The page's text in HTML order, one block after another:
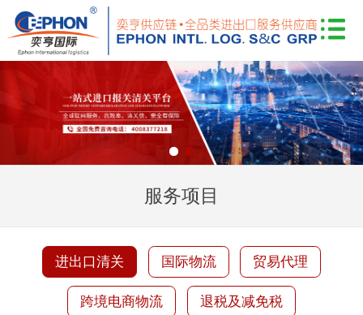
服务项目
进出口清关 国际物流 贸易代理
跨境电商物流 退税及减免税